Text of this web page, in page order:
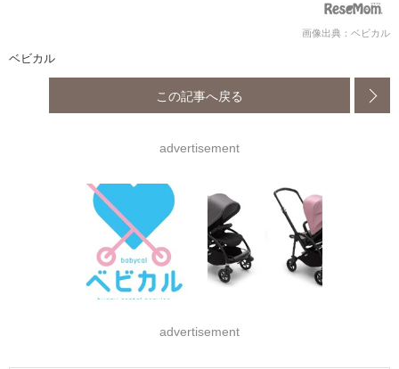
画像出典：ベビカル
ベビカル
この記事へ戻る
advertisement
advertisement